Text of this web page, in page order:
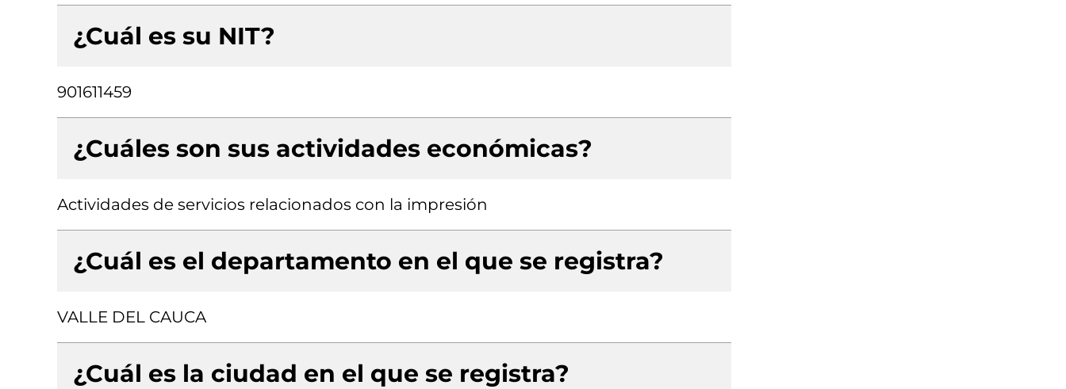
¿Cuál es su NIT?
901611459
¿Cuáles son sus actividades económicas?
Actividades de servicios relacionados con la impresión
¿Cuál es el departamento en el que se registra?
VALLE DEL CAUCA
¿Cuál es la ciudad en el que se registra?